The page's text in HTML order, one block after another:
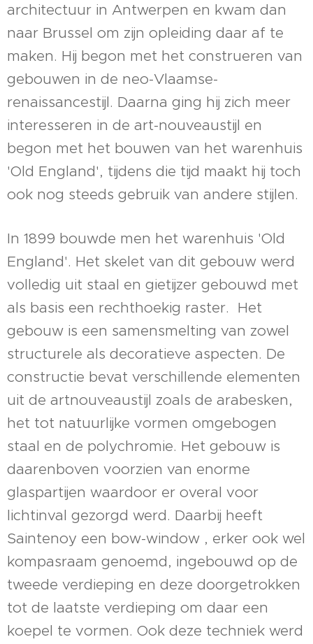
architectuur in Antwerpen en kwam dan
naar Brussel om zijn opleiding daar af te
maken. Hij begon met het construeren van
gebouwen in de neo-Vlaamse-
renaissancestijl. Daarna ging hij zich meer
interesseren in de art-nouveaustijl en
begon met het bouwen van het warenhuis
'Old England', tijdens die tijd maakt hij toch
ook nog steeds gebruik van andere stijlen.
In 1899 bouwde men het warenhuis 'Old
England'. Het skelet van dit gebouw werd
volledig uit staal en gietijzer gebouwd met
als basis een rechthoekig raster. Het
gebouw is een samensmelting van zowel
structurele als decoratieve aspecten. De
constructie bevat verschillende elementen
uit de artnouveaustijl zoals de arabesken,
het tot natuurlijke vormen omgebogen
staal en de polychromie. Het gebouw is
daarenboven voorzien van enorme
glaspartijen waardoor er overal voor
lichtinval gezorgd werd. Daarbij heeft
Saintenoy een bow-window , erker ook wel
kompasraam genoemd, ingebouwd op de
tweede verdieping en deze doorgetrokken
tot de laatste verdieping om daar een
koepel te vormen. Ook deze techniek werd